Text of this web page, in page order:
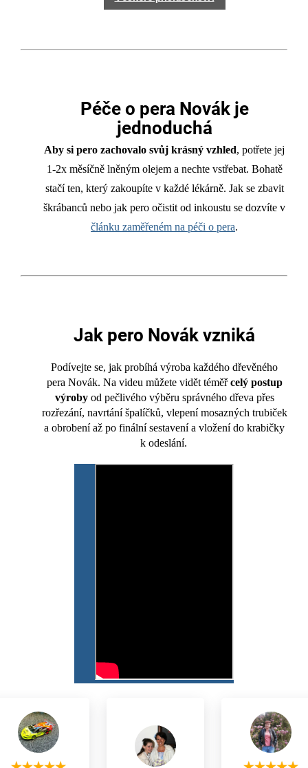
Péče o pera Novák je
jednoduchá
Aby si pero zachovalo svůj krásný vzhled, potřete jej
1-2x měsíčně lněným olejem a nechte vstřebat. Bohatě
stačí ten, který zakoupíte v každé lékárně. Jak se zbavit
škrábanců nebo jak pero očistit od inkoustu se dozvíte v
článku zaměřeném na péči o pera.
Jak pero Novák vzniká
Podívejte se, jak probíhá výroba každého dřevěného
pera Novák. Na videu můžete vidět téměřcelý postup
výrobyod pečlivého výběru správného dřeva přes
rozřezání, navrtání špalíčků, vlepení mosazných trubiček
a obrobení až po finální sestavení a vložení do krabičky
k odeslání.